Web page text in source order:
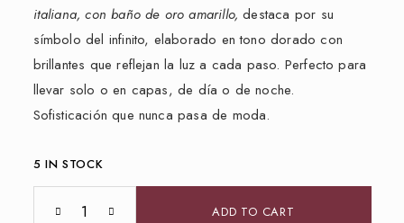
italiana, con baño de oro amarillo, destaca por su
símbolo del infinito, elaborado en tono dorado con
brillantes que reflejan la luz a cada paso. Perfecto para
llevar solo o en capas, de día o de noche.
Sofisticación que nunca pasa de moda.
5 IN STOCK
ADD TO CART